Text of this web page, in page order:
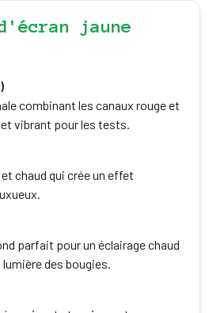
jaune
combinant les canaux rouge et
vibrant pour les tests.
chaud qui crée un effet
parfait pour un éclairage chaud
des bougies.